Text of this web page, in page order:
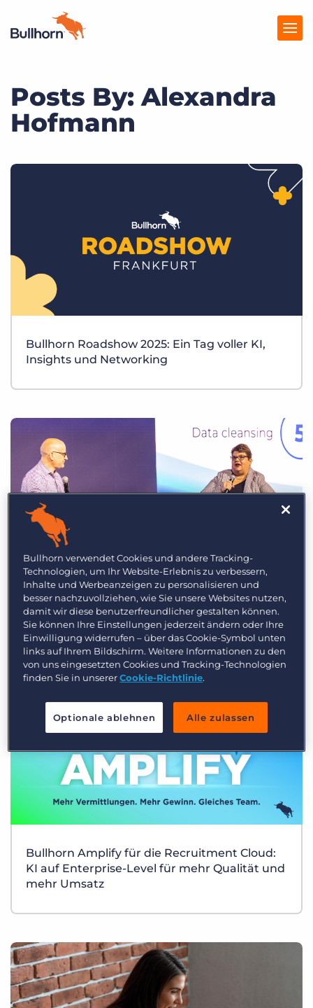
Produkte
Preise
Posts By: Alexandra
Hofmann
Bullhorn Roadshow 2025: Ein Tag voller KI,
Insights und Networking
Mit sauberen Daten bessere Ergebnisse
erzielen
Bullhorn Amplify für die Recruitment Cloud:
KI auf Enterprise-Level für mehr Qualität und
mehr Umsatz
Bullhorn verwendet Cookies und andere Tracking-
Technologien, um Ihr Website-Erlebnis zu verbessern,
Inhalte und Werbeanzeigen zu personalisieren und
besser nachzuvollziehen, wie Sie unsere Websites nutzen,
damit wir diese benutzerfreundlicher gestalten können.
Sie können Ihre Einstellungen jederzeit ändern oder Ihre
Einwilligung widerrufen – über das Cookie-Symbol unten
links auf Ihrem Bildschirm. Weitere Informationen zu den
von uns eingesetzten Cookies und Tracking-Technologien
finden Sie in unsererCookie-Richtlinie.
Optionale ablehnen Alle zulassen